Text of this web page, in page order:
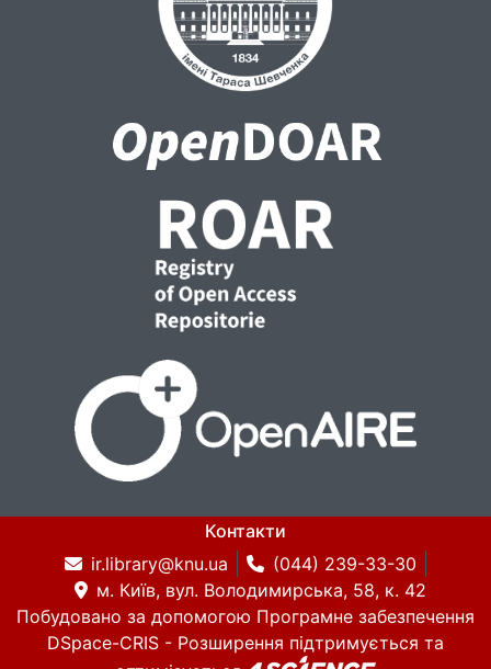
Контакти
ir.library@knu.ua
(044) 239-33-30
м. Київ, вул. Володимирська, 58, к. 42
Побудовано за допомогою Програмне забезпечення
DSpace-CRIS - Розширення підтримується та